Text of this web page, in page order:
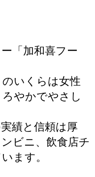
「加和喜フー
いくらは女性
やかでやさし
績と信頼は厚
ビニ、飲食店チ
ます。